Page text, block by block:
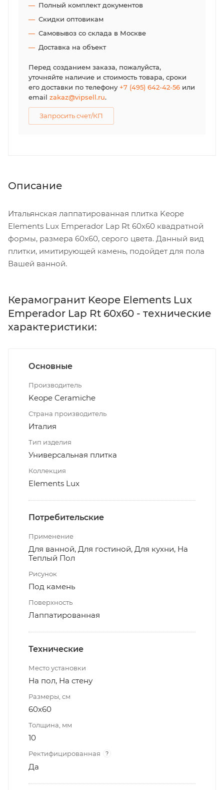
Полный комплект документов
Скидки оптовикам
Самовывоз со склада в Москве
Доставка на объект
Перед созданием заказа, пожалуйста,
уточняйте наличие и стоимость товара, сроки
его доставки по телефону+7 (495) 642-42-56 или
email zakaz@vipsell.ru.
Запросить счет/КП
Описание
Итальянская лаппатированная плитка Keope
Elements Lux Emperador Lap Rt 60x60 квадратной
формы, размера 60x60, серого цвета. Данный вид
плитки, имитирующей камень, подойдет для пола
Вашей ванной.
Керамогранит Keope Elements Lux
Emperador Lap Rt 60x60 - технические
характеристики:
Основные
Производитель
Keope Ceramiche
Страна производитель
Италия
Тип изделия
Универсальная плитка
Коллекция
Elements Lux
Потребительские
Применение
Для ванной, Для гостиной, Для кухни, На
Теплый Пол
Рисунок
Под камень
Поверхность
Лаппатированная
Технические
Место установки
На пол, На стену
Размеры, см
60x60
Толщина, мм
10
Ректифицированная ?
Да